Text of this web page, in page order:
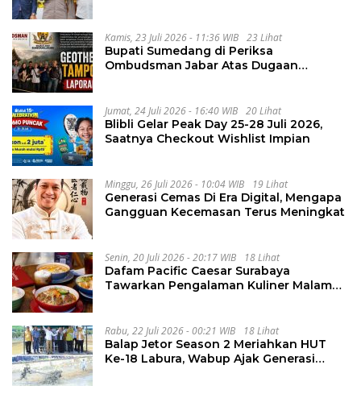
Kamis, 23 Juli 2026 - 11:36 WIB 23 Lihat
Bupati Sumedang di Periksa
Ombudsman Jabar Atas Dugaan
Jumat, 24 Juli 2026 - 16:40 WIB 20 Lihat
Blibli Gelar Peak Day 25-28 Juli 2026,
Saatnya Checkout Wishlist Impian
Minggu, 26 Juli 2026 - 10:04 WIB 19 Lihat
Generasi Cemas Di Era Digital, Mengapa
Gangguan Kecemasan Terus Meningkat
Senin, 20 Juli 2026 - 20:17 WIB 18 Lihat
Dafam Pacific Caesar Surabaya
Tawarkan Pengalaman Kuliner Malam
Rabu, 22 Juli 2026 - 00:21 WIB 18 Lihat
Balap Jetor Season 2 Meriahkan HUT
Ke-18 Labura, Wabup Ajak Generasi